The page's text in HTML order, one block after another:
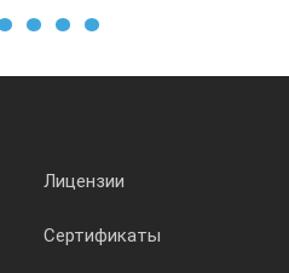
Лицензии
Сертификаты